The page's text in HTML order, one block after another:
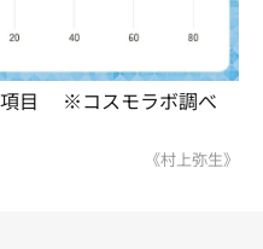
項目 ※コスモラボ調べ
《村上弥生》